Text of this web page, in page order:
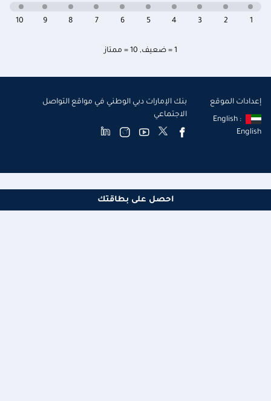
احصل على بطاقتك
1 = ضعيف , 10 = ممتاز
10 9 8 7 6 5 4 3 2 1
إعدادات الموقع
English :
English
بنك الإمارات دبي الوطني في مواقع التواصل
الاجتماعي